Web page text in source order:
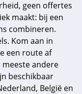
geen offertes
maakt: bij een
combineren.
Kom aan in
een route af
andere
beschikbaar
België en